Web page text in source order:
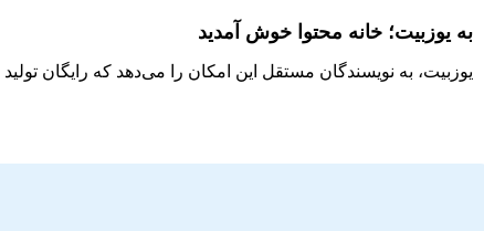
به یوزبیت؛ خانه محتوا خوش آمدید
یوزبیت، به نویسندگان مستقل این امکان را می‌دهد که رایگان